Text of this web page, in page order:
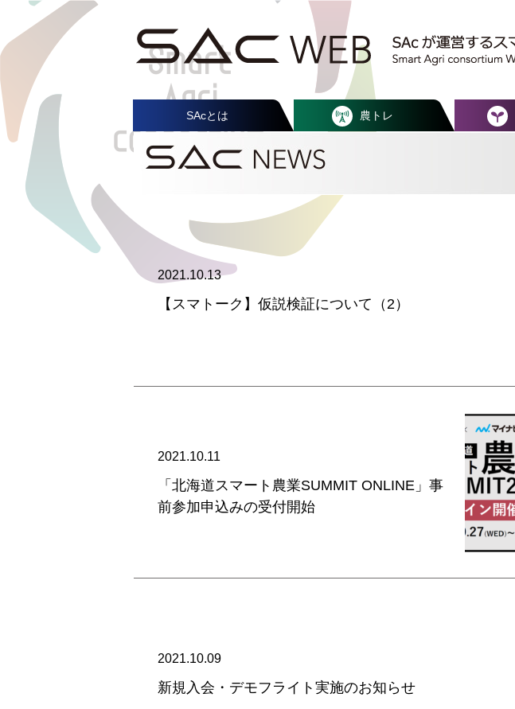
SAcとは 農トレ
2021.10.13
【スマトーク】仮説検証について（2）
2021.10.11
「北海道スマート農業SUMMIT ONLINE」事
前参加申込みの受付開始
2021.10.09
新規入会・デモフライト実施のお知らせ